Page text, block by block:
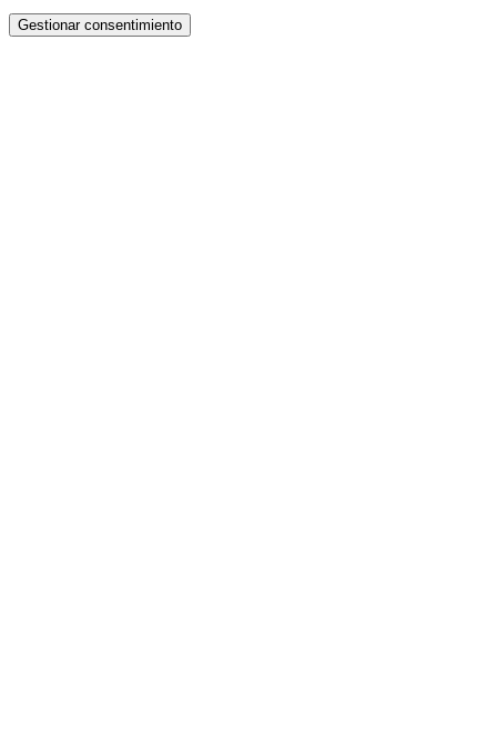
Gestionar consentimiento